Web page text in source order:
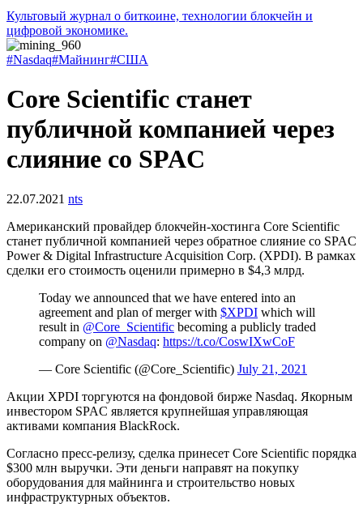
Культовый журнал о биткоине, технологии блокчейн и
цифровой экономике.
#Nasdaq#Майнинг#США
Core Scientific станет
публичной компанией через
слияние со SPAC
22.07.2021 nts
Американский провайдер блокчейн-хостинга Core Scientific
станет публичной компанией через обратное слияние со SPAC
Power & Digital Infrastructure Acquisition Corp. (XPDI). В рамках
сделки его стоимость оценили примерно в $4,3 млрд.
Today we announced that we have entered into an
agreement and plan of merger with $XPDI which will
result in @Core_Scientific becoming a publicly traded
company on @Nasdaq: https://t.co/CoswIXwCoF
— Core Scientific (@Core_Scientific) July 21, 2021
Акции XPDI торгуются на фондовой бирже Nasdaq. Якорным
инвестором SPAC является крупнейшая управляющая
активами компания BlackRock.
Согласно пресс-релизу, сделка принесет Core Scientific порядка
$300 млн выручки. Эти деньги направят на покупку
оборудования для майнинга и строительство новых
инфраструктурных объектов.